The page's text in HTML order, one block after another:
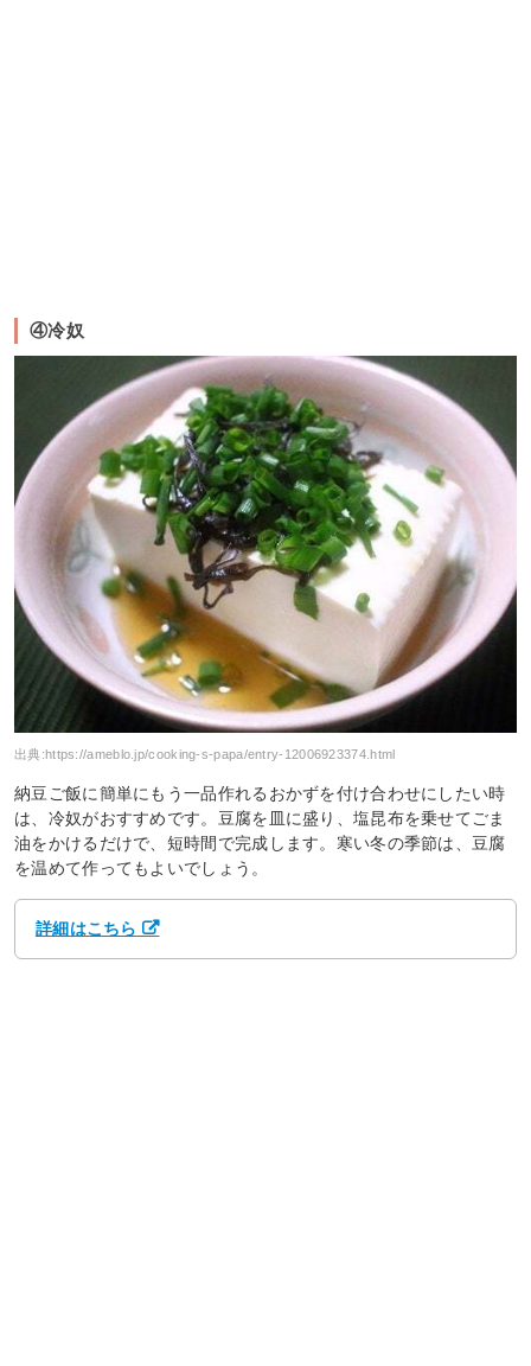
④冷奴
出典:https://ameblo.jp/cooking-s-papa/entry-12006923374.html
納豆ご飯に簡単にもう一品作れるおかずを付け合わせにしたい時
は、冷奴がおすすめです。豆腐を皿に盛り、塩昆布を乗せてごま
油をかけるだけで、短時間で完成します。寒い冬の季節は、豆腐
を温めて作ってもよいでしょう。
詳細はこちら